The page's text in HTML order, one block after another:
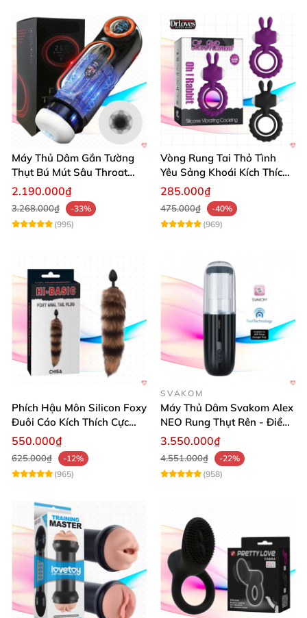
Máy Thủ Dâm Gắn Tường
Thụt Bú Mút Sâu Throat
Cao Cấp
2.190.000₫
3.268.000₫
-33%
(995)
Vòng Rung Tai Thỏ Tình
Yêu Sảng Khoái Kích Thích
Mạnh
285.000₫
475.000₫
-40%
(969)
Phích Hậu Môn Silicon Foxy
Đuôi Cáo Kích Thích Cực
Đỉnh
550.000₫
625.000₫
-12%
(965)
SVAKOM
Máy Thủ Dâm Svakom Alex
NEO Rung Thụt Rên - Điều
Khiển App, Siêu Phê
3.550.000₫
4.551.000₫
-22%
(958)